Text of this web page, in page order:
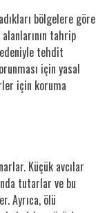
bölgelere göre
tahrip
tehdit
için yasal
için koruma
Küçük avcılar
tutarlar ve bu
Ayrıca, ölü